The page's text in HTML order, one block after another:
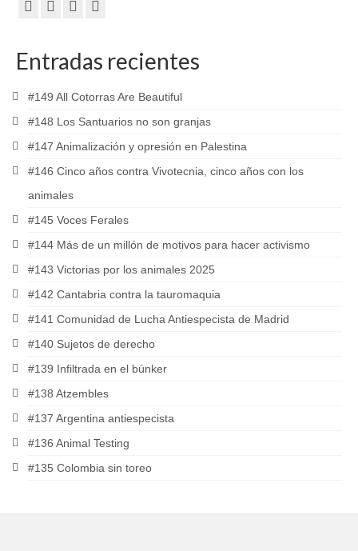
Entradas recientes
#149 All Cotorras Are Beautiful
#148 Los Santuarios no son granjas
#147 Animalización y opresión en Palestina
#146 Cinco años contra Vivotecnia, cinco años con los
animales
#145 Voces Ferales
#144 Más de un millón de motivos para hacer activismo
#143 Victorias por los animales 2025
#142 Cantabria contra la tauromaquia
#141 Comunidad de Lucha Antiespecista de Madrid
#140 Sujetos de derecho
#139 Infiltrada en el búnker
#138 Atzembles
#137 Argentina antiespecista
#136 Animal Testing
#135 Colombia sin toreo